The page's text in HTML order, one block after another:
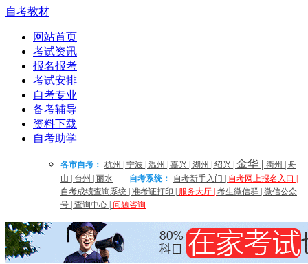
自考教材
网站首页
考试资讯
报名报考
考试安排
自考专业
备考辅导
资料下载
自考助学
各市自考： 杭州 宁波 温州 嘉兴 湖州 绍兴 金华 | 衢州
舟
山
台州 丽水 自考系统： 自考新手入门 自考网上报名入口
自考成绩查询系统 准考证打印 服务大厅 考生微信群 微信公众
号 查询中心 问题咨询